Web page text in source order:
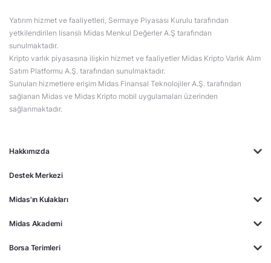
Hakkımızda
Destek Merkezi
Midas'ın Kulakları
Midas Akademi
Borsa Terimleri
Yatırım hizmet ve faaliyetleri, Sermaye Piyasası Kurulu tarafından
yetkilendirilen lisanslı Midas Menkul Değerler A.Ş tarafından
sunulmaktadır.
Kripto varlık piyasasına ilişkin hizmet ve faaliyetler Midas Kripto Varlık Alım
Satım Platformu A.Ş. tarafından sunulmaktadır.
Sunulan hizmetlere erişim Midas Finansal Teknolojiler A.Ş. tarafından
sağlanan Midas ve Midas Kripto mobil uygulamaları üzerinden
sağlanmaktadır.